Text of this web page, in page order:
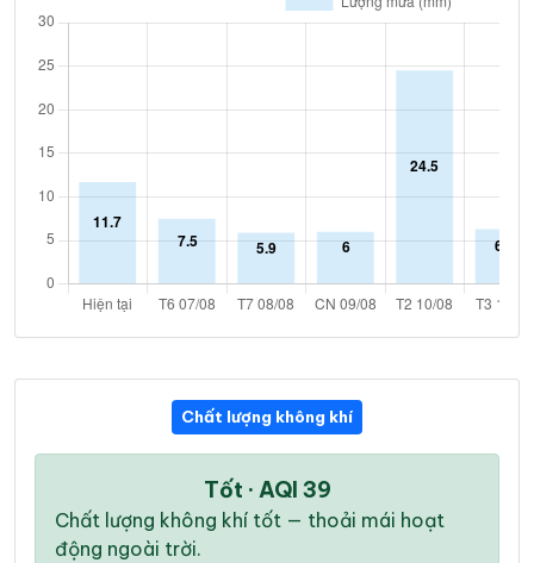
Chất lượng không khí
Tốt · AQI 39
Chất lượng không khí tốt — thoải mái hoạt
động ngoài trời.